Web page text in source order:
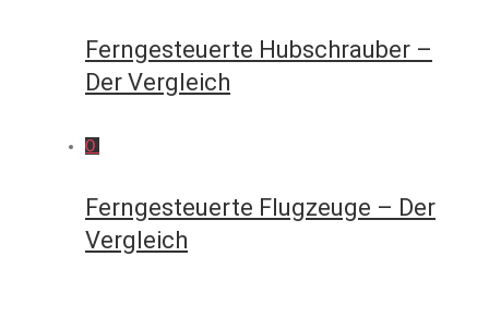
Ferngesteuerte Hubschrauber –
Der Vergleich
0
Ferngesteuerte Flugzeuge – Der
Vergleich